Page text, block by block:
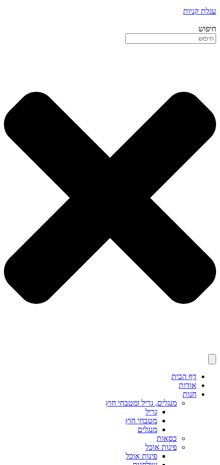
עגלת קניות
חיפוש
דף הבית
אודות
חנות
מנגלים, גריל ומטבחי חוץ
גריל
מטבחי חוץ
מנגלים
כסאות
פינות אוכל
פינות אוכל